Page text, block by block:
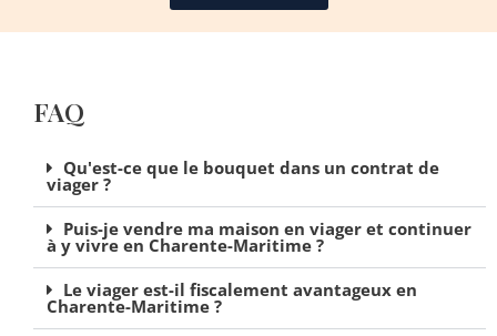
FAQ
Qu'est-ce que le bouquet dans un contrat de
viager ?
Puis-je vendre ma maison en viager et continuer
à y vivre en Charente-Maritime ?
Le viager est-il fiscalement avantageux en
Charente-Maritime ?